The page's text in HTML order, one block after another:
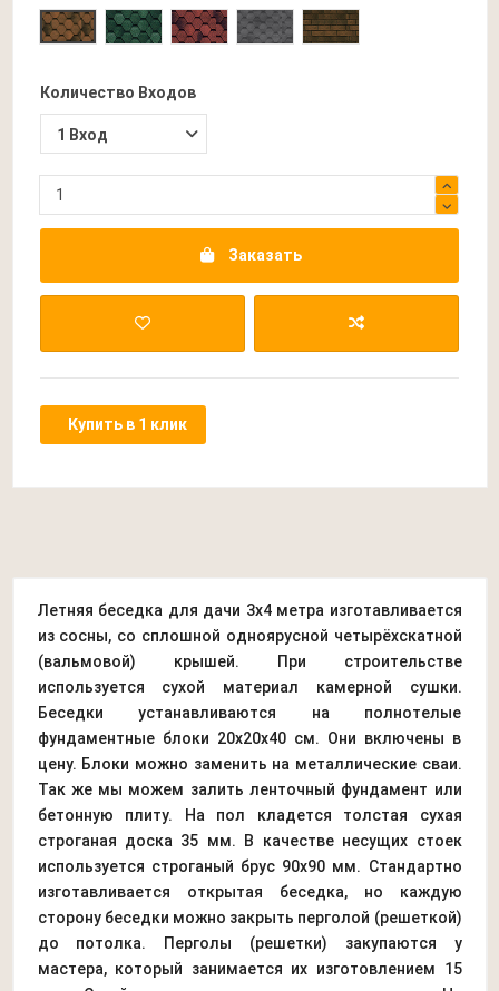
Прима Коричневая
Прима ЗеленаяПрима Бордовая
Прима СераяТрио Темно-
Количество Входов
Заказать
Купить в 1 клик
Летняя беседка для дачи 3х4 метра изготавливается
из сосны, со сплошной одноярусной четырёхскатной
(вальмовой) крышей. При строительстве
используется сухой материал камерной сушки.
Беседки устанавливаются на полнотелые
фундаментные блоки 20х20х40 см. Они включены в
цену. Блоки можно заменить на металлические сваи.
Так же мы можем залить ленточный фундамент или
бетонную плиту. На пол кладется толстая сухая
строганая доска 35 мм. В качестве несущих стоек
используется строганый брус 90х90 мм. Стандартно
изготавливается открытая беседка, но каждую
сторону беседки можно закрыть перголой (решеткой)
до потолка. Перголы (решетки) закупаются у
мастера, который занимается их изготовлением 15